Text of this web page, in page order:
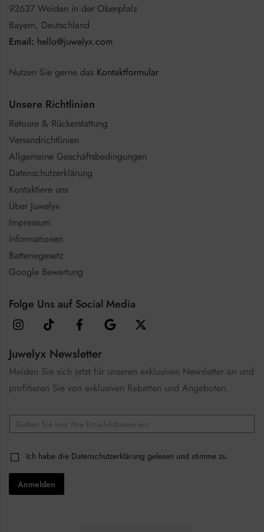
92637 Weiden in der Oberpfalz
Bayern, Deutschland
Email: hello@juwelyx.com
Nutzen Sie gerne das Kontaktformular
Unsere Richtlinien
Retoure & Rückerstattung
Versandrichtlinien
Allgemeine Geschäftsbedingungen
Datenschutzerklärung
Kontaktiere uns
Über Juwelyx
Impressum
Informationen
Batteriegesetz
Google Bewertung
Folge Uns auf Social Media
Juwelyx Newsletter
Melden Sie sich jetzt für unseren exklusiven Newsletter an und
profitieren Sie von exklusiven Rabatten und Angeboten.
e
k
b
o
e
E
m
lC
h
e
k
Ich habe die Datenschutzerklärung gelesen und stimme zu.
Anmelden